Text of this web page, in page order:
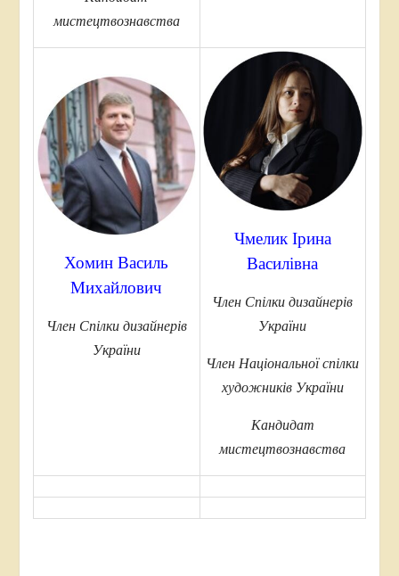
мистецтвознавства
Хомин Василь
Михайлович
Член Спілки дизайнерів
України
Чмелик Ірина
Василівна
Член Спілки дизайнерів
України
Член Національної спілки
художників України
Кандидат
мистецтвознавства